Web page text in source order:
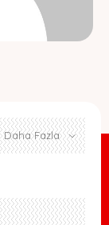
Daha Fazla